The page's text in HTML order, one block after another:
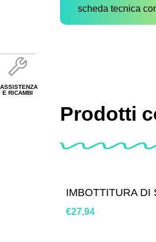
ASSISTENZA
E RICAMBI
scheda tecnica
Prodotti
IMBOTTITURA DI
€27,94